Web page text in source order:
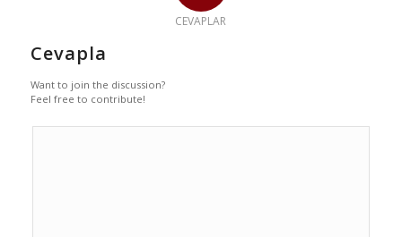
CEVAPLAR
Cevapla
Want to join the discussion?
Feel free to contribute!